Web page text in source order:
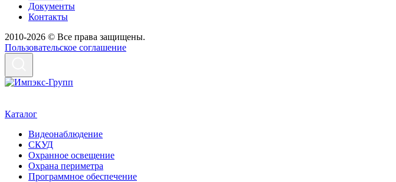
Документы
Контакты
2010-2026 © Все права защищены.
Пользовательское соглашение
Каталог
Видеонаблюдение
СКУД
Охранное освещение
Охрана периметра
Программное обеспечение